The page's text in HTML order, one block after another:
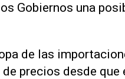
Gobiernos una
de las
precios ⁠desde que